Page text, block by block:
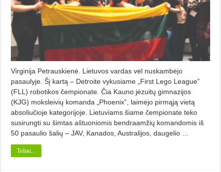
Virginija Petrauskienė. Lietuvos vardas vėl nuskambėjo
pasaulyje. Šį kartą – Detroite vykusiame „First Lego League”
(FLL) robotikos čempionate. Čia Kauno jėzuitų gimnazijos
(KJG) moksleivių komanda „Phoenix”, laimėjo pirmąją vietą
absoliučioje kategorijoje. Lietuviams šiame čempionate teko
susirungti su šimtas aštuoniomis bendra­amžių komandomis iš
50 pasaulio šalių – JAV, Kanados, Austra­lijos, daugelio …
Toliau...